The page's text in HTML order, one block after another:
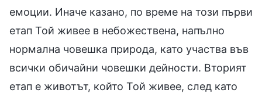
емоции. Иначе казано, по време на този първи
етап Той живее в небожествена, напълно
нормална човешка природа, като участва във
всички обичайни човешки дейности. Вторият
етап е животът, който Той живее, след като